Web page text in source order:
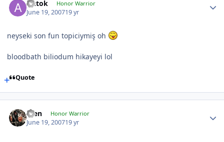
Antok Honor Warrior
June 19, 200719 yr
neyseki son fun topiciymiş oh
bloodbath biliodum hikayeyi lol
Quote
scen Honor Warrior
June 19, 200719 yr